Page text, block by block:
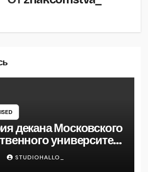
декана Московского
университета
— от студента
STUDIOHALLO_